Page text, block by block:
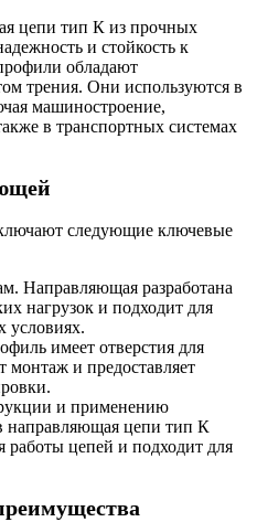
цепи тип К из прочных
и стойкость к
обладают
трения. Они используются в
машиностроение,
в транспортных системах
следующие ключевые
Направляющая разработана
нагрузок и подходит для
условиях.
имеет отверстия для
монтаж и предоставляет
и применению
направляющая цепи тип К
цепей и подходит для